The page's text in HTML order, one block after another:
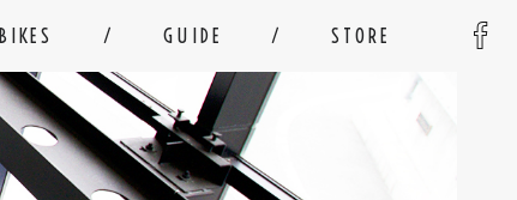
BIKES GUIDE STORE